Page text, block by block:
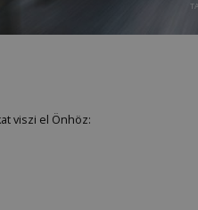
viszi el Önhöz: